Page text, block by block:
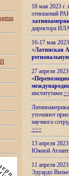
18 мая 2023
отношений
директора
16-17 мая
«Латинская
27 апреля
«
институтами
уточняют
научного
>>>
13 апреля
Южной
11 апреля
Эдуардо